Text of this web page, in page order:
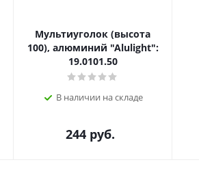
Мультиуголок (высота
100), алюминий "Alulight":
19.0101.50
В наличии на складе
244 руб.